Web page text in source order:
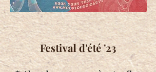
Festival d'été '23